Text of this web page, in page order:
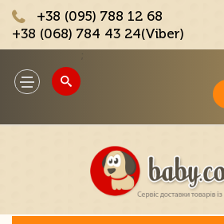
+38 (095) 788 12 68
+38 (068) 784 43 24(Viber)
Toggle
navigation